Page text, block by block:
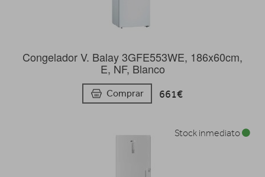
Congelador V. Balay 3GFE553WE, 186x60cm,
E, NF, Blanco
Comprar 661€
Stock inmediato